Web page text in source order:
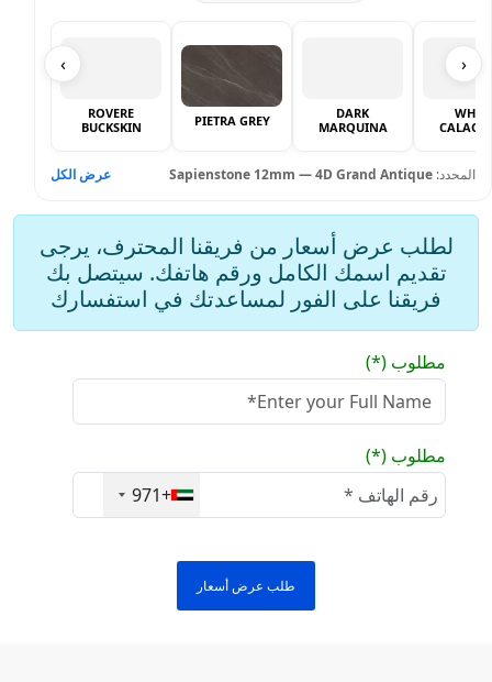
‹
WHITE
DARK
MARQUINA
PIETRA GREY
ROVERE
BUCKSKIN
›
المحدد: Sapienstone 12mm — 4D Grand Antique عرض الكل
لطلب عرض أسعار من فريقنا المحترف، يرجى
تقديم اسمك الكامل ورقم هاتفك. سيتصل بك
فريقنا على الفور لمساعدتك في استفسارك
مطلوب (*)
مطلوب (*)
+971
طلب عرض أسعار